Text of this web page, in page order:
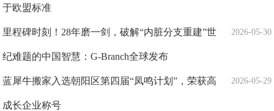
于欧盟标准
2026-05-30
里程碑时刻！28年磨一剑，破解“内脏分支重建”世
纪难题的中国智慧：G-Branch全球发布
2026-05-29
蓝犀牛搬家入选朝阳区第四届“凤鸣计划”，荣获高
成长企业称号